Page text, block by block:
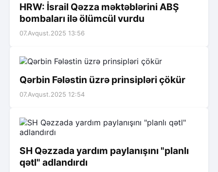
HRW: İsrail Qəzza məktəblərini ABŞ
bombaları ilə ölümcül vurdu
07.Avqust.2025 13:56
Qərbin Fələstin üzrə prinsipləri çökür
07.Avqust.2025 12:54
SH Qəzzada yardım paylanışını "planlı
qətl" adlandırdı